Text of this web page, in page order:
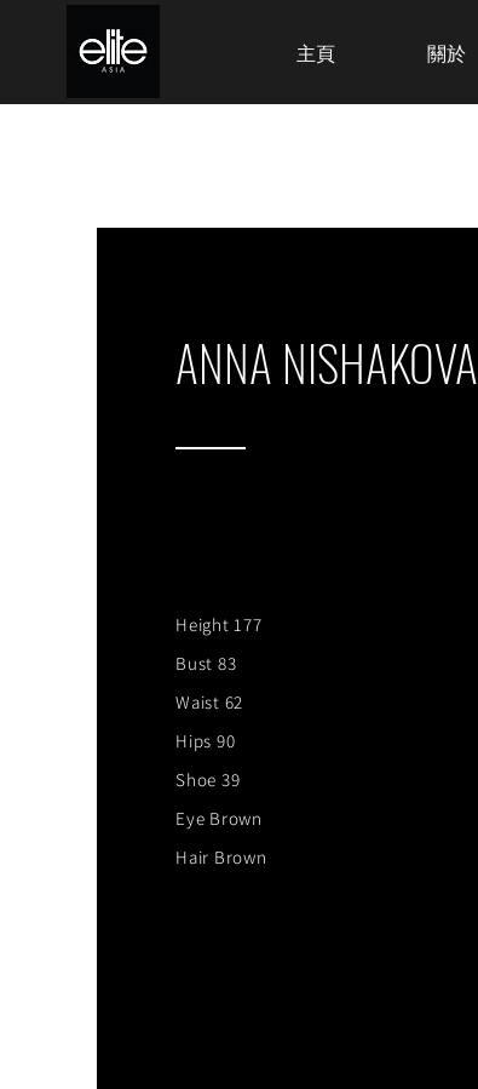
主頁 關於
ANNA NISHAKOVA
Height 177
Bust 83
Waist 62
Hips 90
Shoe 39
Eye Brown
Hair Brown